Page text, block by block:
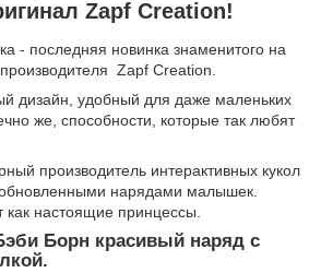
Zapf Creation!
- последняя новинка знаменитого на
Zapf Creation.
дизайн, удобный для даже маленьких
же, способности, которые так любят
производитель интерактивных кукол
нарядами малышек.
как настоящие принцессы.
Борн красивый наряд с